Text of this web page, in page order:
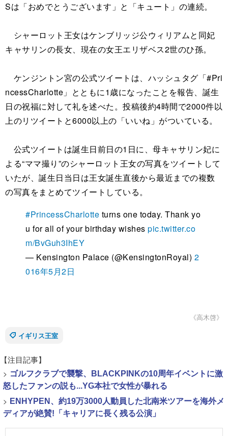
Sは「おめでとうございます」と「キュート」の連続。
シャーロット王女はケンブリッジ公ウィリアムと同妃
キャサリンの長女、現在の女王エリザベス2世のひ孫。
ケンジントン宮の公式ツイートは、ハッシュタグ「#Pri
ncessCharlotte」とともに1歳になったことを報告、誕生
日の祝福に対して礼を述べた。投稿後約4時間で2000件以
上のリツイートと6000以上の「いいね」がついている。
公式ツイートは誕生日前日の1日に、母キャサリン妃に
よる“ママ撮り”のシャーロット王女の写真をツイートして
いたが、誕生日当日は王女誕生直後から最近までの複数
の写真をまとめてツイートしている。
#PrincessCharlotte turns one today. Thank yo
u for all of your birthday wishes pic.twitter.co
m/BvGuh3IhEY
— Kensington Palace (@KensingtonRoyal) 2
016年5月2日
《高木啓》
イギリス王室
【注目記事】
> ゴルフクラブで襲撃、BLACKPINKの10周年イベントに激
怒したファンの説も...YG本社で女性が暴れる
> ENHYPEN、約19万3000人動員した北南米ツアーを海外メ
ディアが絶賛!「キャリアに長く残る公演」